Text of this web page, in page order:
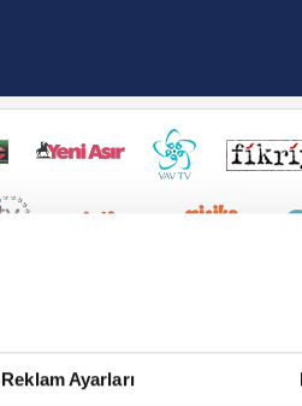
Reklam Ayarları